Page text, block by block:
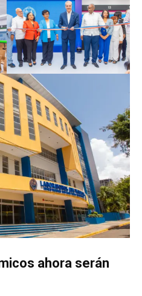
ahora serán